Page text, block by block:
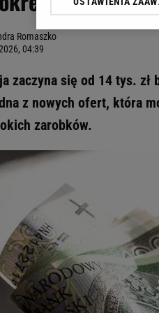
Romaszko
04:39
zaczyna się od 14 tys.
z nowych ofert, która
zarobków.
Klikając „Akceptuję”
dotyczące plików
My, nasi Zaufani
Użycie dokładnych
Przechowywanie